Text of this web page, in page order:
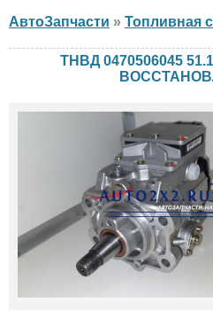
АвтоЗапчасти » Топливная
ТНВД 0470506045